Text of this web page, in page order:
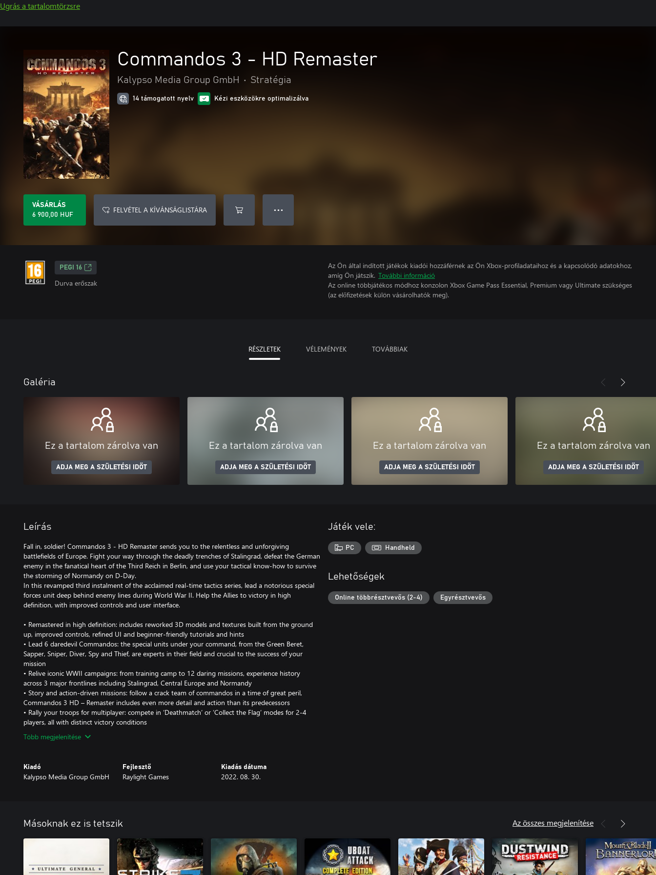
Ugrás a tartalomtörzsre
Commandos 3 - HD Remaster
Kalypso Media Group GmbH • Stratégia
14 támogatott nyelv Kézi eszközökre optimalizálva
VÁSÁRLÁS
6 900,00 HUF
FELVÉTEL A KÍVÁNSÁGLISTÁRA ● ● ●
PEGI 16
Durva erőszak
Az Ön által indított játékok kiadói hozzáférnek az Ön Xbox-profiladataihoz és a kapcsolódó adatokhoz,
amíg Ön játszik. További információ
Az online többjátékos módhoz konzolon Xbox Game Pass Essential, Premium vagy Ultimate szükséges
(az előfizetések külön vásárolhatók meg).
RÉSZLETEK VÉLEMÉNYEK TOVÁBBIAK
Galéria
Ez a tartalom zárolva van
ADJA MEG A SZÜLETÉSI IDŐT
Ez a tartalom zárolva van
ADJA MEG A SZÜLETÉSI IDŐT
Ez a tartalom zárolva van
ADJA MEG A SZÜLETÉSI IDŐT
Ez a tartalom zárolva van
ADJA MEG A SZÜLETÉSI IDŐT
Leírás
Fall in, soldier! Commandos 3 - HD Remaster sends you to the relentless and unforgiving
battlefields of Europe. Fight your way through the deadly trenches of Stalingrad, defeat the German
enemy in the fanatical heart of the Third Reich in Berlin, and use your tactical know-how to survive
the storming of Normandy on D-Day.
In this revamped third instalment of the acclaimed real-time tactics series, lead a notorious special
forces unit deep behind enemy lines during World War II. Help the Allies to victory in high
definition, with improved controls and user interface.
• Remastered in high definition: includes reworked 3D models and textures built from the ground
up, improved controls, refined UI and beginner-friendly tutorials and hints
• Lead 6 daredevil Commandos: the special units under your command, from the Green Beret,
Sapper, Sniper, Diver, Spy and Thief, are experts in their field and crucial to the success of your
mission
• Relive iconic WWII campaigns: from training camp to 12 daring missions, experience history
across 3 major frontlines including Stalingrad, Central Europe and Normandy
• Story and action-driven missions: follow a crack team of commandos in a time of great peril,
Commandos 3 HD – Remaster includes even more detail and action than its predecessors
• Rally your troops for multiplayer: compete in ‘Deathmatch’ or ‘Collect the Flag’ modes for 2-4
players, all with distinct victory conditions
Több megjelenítése
Kiadó
Kalypso Media Group GmbH
Fejlesztő
Raylight Games
Kiadás dátuma
2022. 08. 30.
Játék vele:
PC Handheld
Lehetőségek
Online többrésztvevős (2-4) Egyrésztvevős
Másoknak ez is tetszik Az összes megjelenítése